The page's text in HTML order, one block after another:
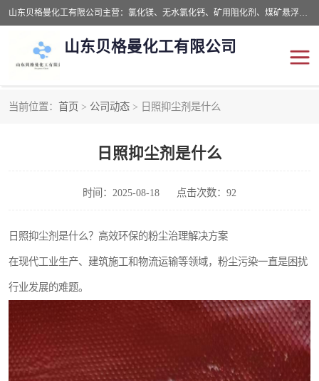
山东贝格曼化工有限公司主营：氯化镁、无水氯化钙、矿用阻化剂、煤矿悬浮剂、道路抑尘剂、氢氧化镁，防灭火剂等，公司位于山东省潍坊市滨海经济开发区,是专业从事对各种精细化工集研究、开发、制造于一体的现代化大型跨境化工企业，公司本着诚信经营、给每一位客户提供专业服务。
山东贝格曼化工有限公司
当前位置： 首页 > 公司动态 > 日照抑尘剂是什么
日照抑尘剂是什么
时间：2025-08-18 点击次数：92
日照抑尘剂是什么？高效环保的粉尘治理解决方案
在现代工业生产、建筑施工和物流运输等领域，粉尘污染一直是困扰
行业发展的难题。
氯化钙
抑尘剂
氢氧化镁